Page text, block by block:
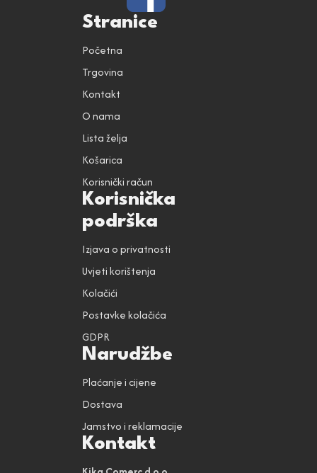
Stranice
Početna
Trgovina
Kontakt
O nama
Lista želja
Košarica
Korisnički račun
Korisnička
podrška
Izjava o privatnosti
Uvjeti korištenja
Kolačići
Postavke kolačića
GDPR
Narudžbe
Plaćanje i cijene
Dostava
Jamstvo i reklamacije
Kontakt